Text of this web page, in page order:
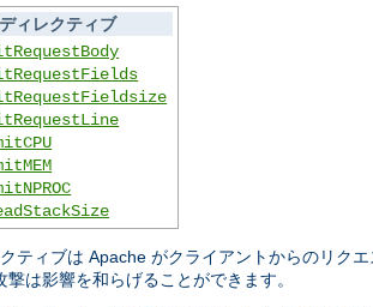
ィレクティブ
ティブは Apache がクライアントからのリク
は影響を和らげることができます。